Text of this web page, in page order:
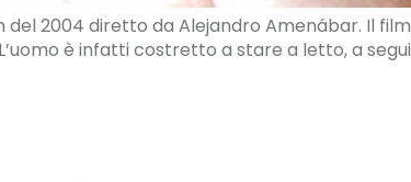
del 2004 diretto da Alejandro Amenábar. Il
è infatti costretto a stare a letto, a